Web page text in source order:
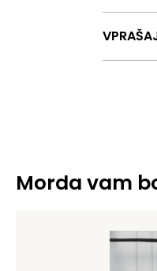
Morda vam